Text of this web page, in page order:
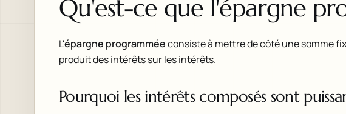
Qu'est-ce que l'épargne
L'épargne programméeconsiste à mettre de côté une somme
produit des intérêts sur les intérêts.
Pourquoi les intérêts composés sont